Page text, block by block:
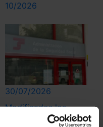
10/2026
30/07/2026
Modificados los
Reglamentos